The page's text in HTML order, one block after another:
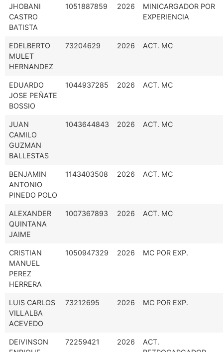
JHOBANI
CASTRO
BATISTA
1051887859 2026
MINICARGADOR POR
EXPERIENCIA
EDELBERTO
MULET
HERNANDEZ
73204629 2026 ACT. MC
EDUARDO
JOSE PEÑATE
BOSSIO
1044937285 2026 ACT. MC
JUAN
CAMILO
GUZMAN
BALLESTAS
1043644843 2026 ACT. MC
BENJAMIN
ANTONIO
PINEDO POLO
1143403508 2026 ACT. MC
ALEXANDER
QUINTANA
JAIME
1007367893 2026 ACT. MC
CRISTIAN
MANUEL
PEREZ
HERRERA
1050947329 2026 MC POR EXP.
LUIS CARLOS
VILLALBA
ACEVEDO
73212695 2026 MC POR EXP.
DEIVINSON
72259421 2026
ACT.